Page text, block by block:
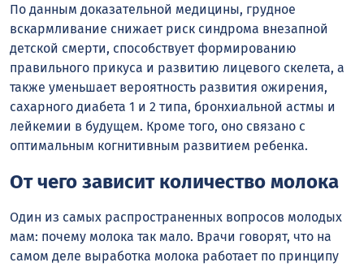
По данным доказательной медицины, грудное
вскармливание снижает риск синдрома внезапной
детской смерти, способствует формированию
правильного прикуса и развитию лицевого скелета, а
также уменьшает вероятность развития ожирения,
сахарного диабета 1 и 2 типа, бронхиальной астмы и
лейкемии в будущем. Кроме того, оно связано с
оптимальным когнитивным развитием ребенка.
От чего зависит количество молока
Один из самых распространенных вопросов молодых
мам: почему молока так мало. Врачи говорят, что на
самом деле выработка молока работает по принципу